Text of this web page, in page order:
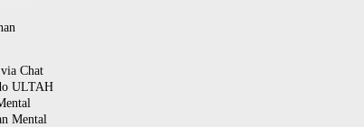
Chat
ULTAH
Mental